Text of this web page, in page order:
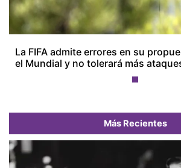
La FIFA admite errores en su
el Mundial y no tolerará más
Más Recientes